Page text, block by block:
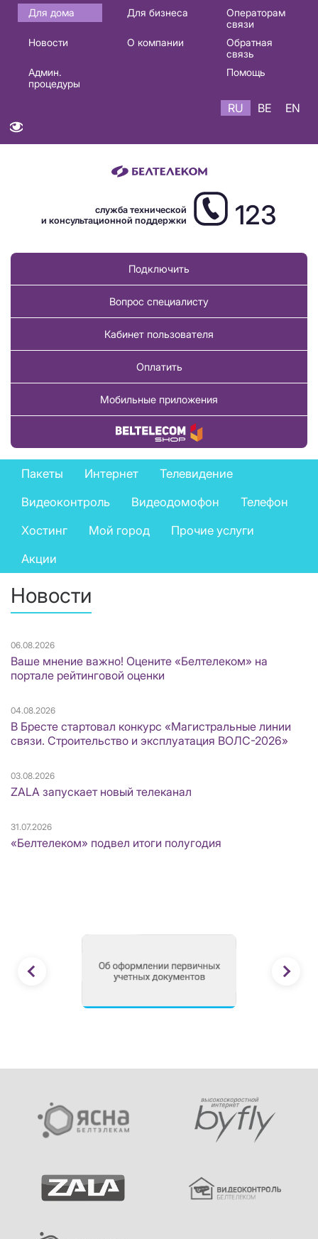
Основная
навигация
Для дома Для бизнеса
Операторам
связи
Новости
О компании
Обратная
связь
Админ.
процедуры
Помощь
RU BE EN
служба технической
и консультационной поддержки
123
Подключить
Вопрос специалисту
Кабинет пользователя
Оплатить
Мобильные приложения
Купить товар
Private
services
menu
Пакеты Интернет
Телевидение
Видеоконтроль
Видеодомофон
Телефон
Хостинг
Мой город
Прочие услуги
Акции
Новости
06.08.2026
Ваше мнение важно! Оцените «Белтелеком» на
портале рейтинговой оценки
04.08.2026
В Бресте стартовал конкурс «Магистральные линии
связи. Строительство и эксплуатация ВОЛС-2026»
03.08.2026
ZALA запускает новый телеканал
31.07.2026
«Белтелеком» подвел итоги полугодия